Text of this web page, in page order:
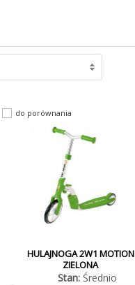
do porównania
HULAJNOGA 2W1 MOTION
ZIELONA
Stan: Średnio